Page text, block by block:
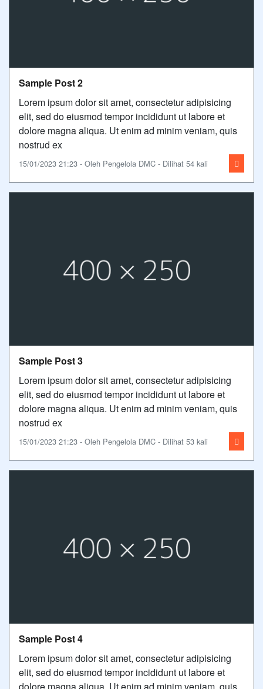
Sample Post 2
Lorem ipsum dolor sit amet, consectetur adipisicing
elit, sed do eiusmod tempor incididunt ut labore et
dolore magna aliqua. Ut enim ad minim veniam, quis
nostrud ex
15/01/2023 21:23 - Oleh Pengelola DMC - Dilihat 54 kali
Sample Post 3
Lorem ipsum dolor sit amet, consectetur adipisicing
elit, sed do eiusmod tempor incididunt ut labore et
dolore magna aliqua. Ut enim ad minim veniam, quis
nostrud ex
15/01/2023 21:23 - Oleh Pengelola DMC - Dilihat 53 kali
Sample Post 4
Lorem ipsum dolor sit amet, consectetur adipisicing
elit, sed do eiusmod tempor incididunt ut labore et